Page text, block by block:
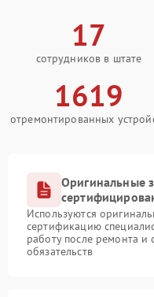
17
сотрудников в штате
1619
отремонтированных
Оригинальные
Используются
сертификацию
работу после ремонта и
обязательств